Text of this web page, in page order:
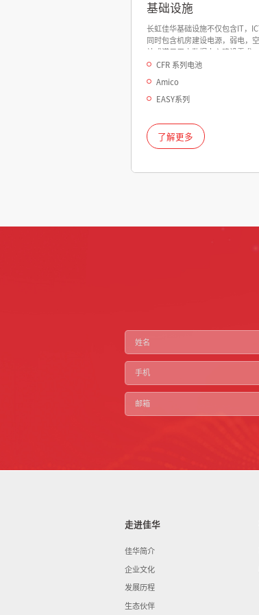
基础设施
长虹佳华基础设施不仅包含IT，
同时包含机房建设电源，弱电，
站式满足用户数据中心建设需求。
CFR 系列电池
Amico
EASY系列
了解更多
走进佳华
佳华简介
企业文化
发展历程
生态伙伴